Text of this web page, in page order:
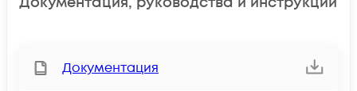
Документация